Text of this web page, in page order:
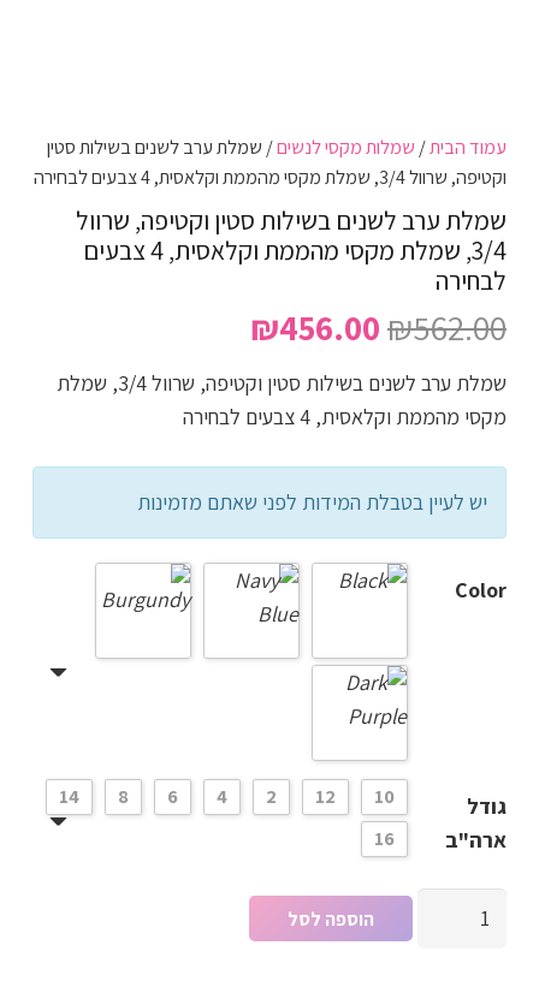
עמוד הבית/ שמלות מקסי לנשים/ שמלת ערב לשנים בשילות סטין
וקטיפה, שרוול 3/4, שמלת מקסי מהממת וקלאסית, 4 צבעים לבחירה
שמלת ערב לשנים בשילות סטין וקטיפה, שרוול
3/4, שמלת מקסי מהממת וקלאסית, 4 צבעים
לבחירה
₪562.00 המחיר
היה:
₪562.00.
₪456.00
הוא:
₪456.00.
שמלת ערב לשנים בשילות סטין וקטיפה, שרוול 3/4, שמלת
מקסי מהממת וקלאסית, 4 צבעים לבחירה
יש לעיין בטבלת המידות לפני שאתם מזמינות
Color
גודל
ארה"ב
10
12
2
4
6
8
14
16
הוספה לסל